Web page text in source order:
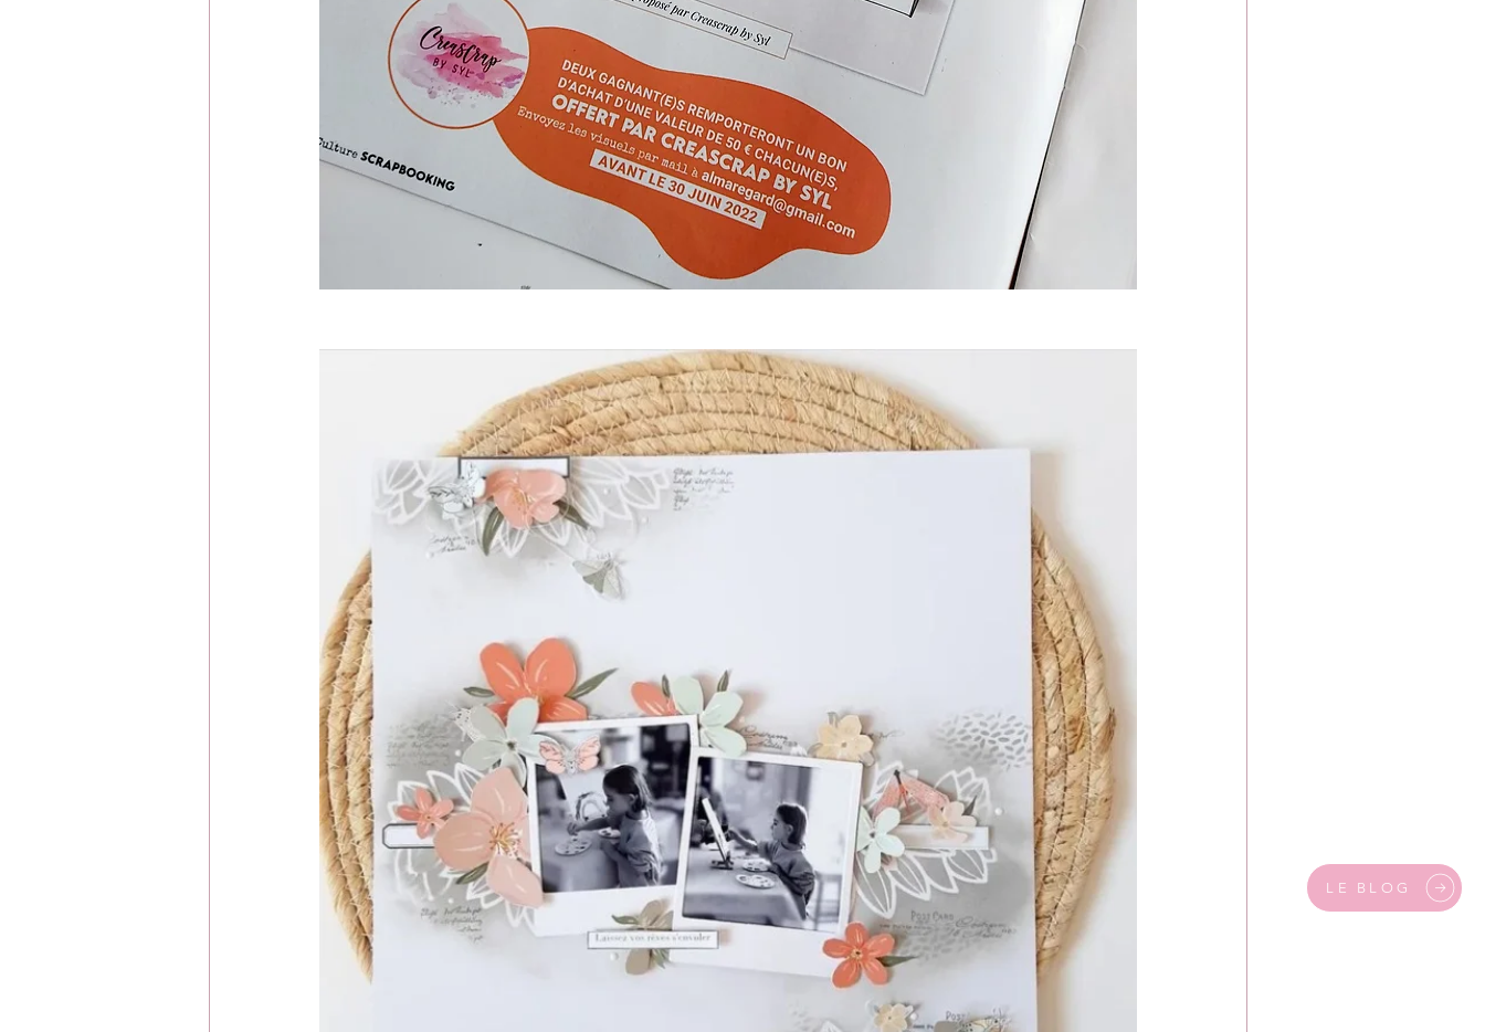
LE BLOG